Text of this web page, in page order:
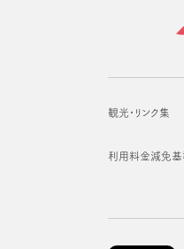
観光・リンク集
利用料金減免基